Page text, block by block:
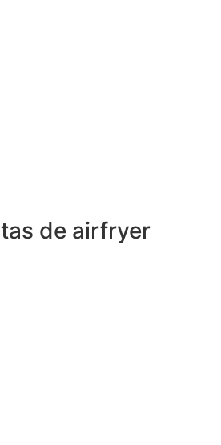
de airfryer